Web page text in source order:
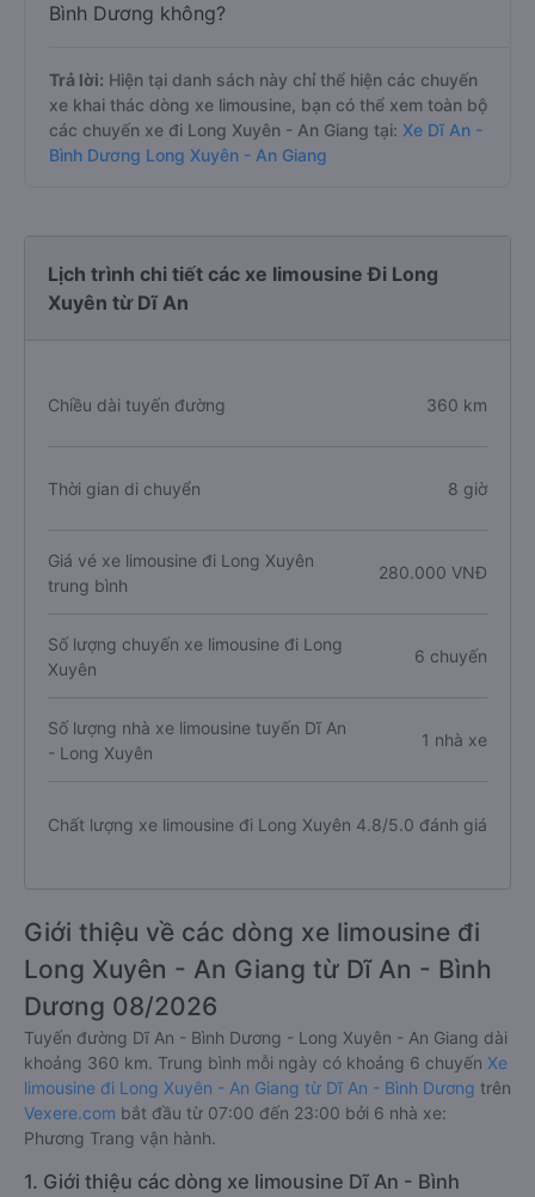
Bình Dương không?
Trả lời: Hiện tại danh sách này chỉ thể hiện các chuyến
xe khai thác dòng xe limousine, bạn có thể xem toàn bộ
các chuyến xe đi Long Xuyên - An Giang tại: Xe Dĩ An -
Bình Dương Long Xuyên - An Giang
Lịch trình chi tiết các xe limousine Đi Long
Xuyên từ Dĩ An
Chiều dài tuyến đường 360 km
Thời gian di chuyển 8 giờ
Giá vé xe limousine đi Long Xuyên
trung bình
280.000 VNĐ
Số lượng chuyến xe limousine đi Long
Xuyên
6 chuyến
Số lượng nhà xe limousine tuyến Dĩ An
- Long Xuyên
1 nhà xe
Chất lượng xe limousine đi Long Xuyên 4.8/5.0 đánh giá
Giới thiệu về các dòng xe limousine đi
Long Xuyên - An Giang từ Dĩ An - Bình
Dương 08/2026
Tuyến đường Dĩ An - Bình Dương - Long Xuyên - An Giang dài
khoảng 360 km. Trung bình mỗi ngày có khoảng 6 chuyến Xe
limousine đi Long Xuyên - An Giang từ Dĩ An - Bình Dương trên
Vexere.com bắt đầu từ 07:00 đến 23:00 bởi 6 nhà xe:
Phương Trang vận hành.
1. Giới thiệu các dòng xe limousine Dĩ An - Bình